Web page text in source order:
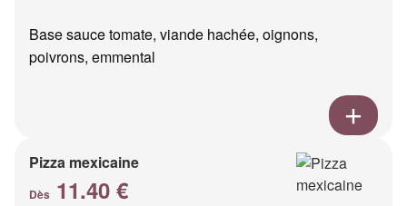
Base sauce tomate, viande hachée, oignons,
poivrons, emmental
Pizza mexicaine
Dès 11.40 €